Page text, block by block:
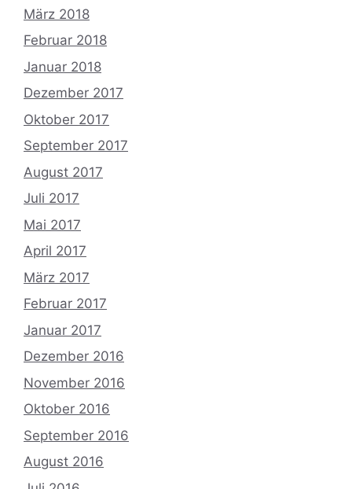
März 2018
Februar 2018
Januar 2018
Dezember 2017
Oktober 2017
September 2017
August 2017
Juli 2017
Mai 2017
April 2017
März 2017
Februar 2017
Januar 2017
Dezember 2016
November 2016
Oktober 2016
September 2016
August 2016